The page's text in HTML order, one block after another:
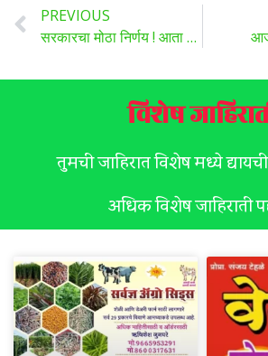
PREVIOUS
सरकारचा मोठा निर्णय ! आता रेशनकार्ड मोबाइलवर मिळणार…
विशेष
तुमची जाहिरात विशेष मध्ये
अधिक विशेष जाहिराती